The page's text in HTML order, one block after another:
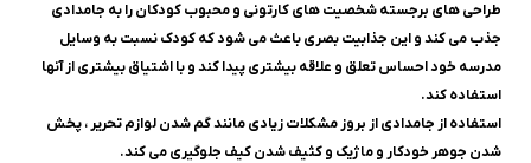
طراحی های برجسته شخصیت های کارتونی و محبوب کودکان را به جامدادی
جذب می کند و این جذابیت بصری باعث می شود که کودک نسبت به وسایل
مدرسه خود احساس تعلق و علاقه بیشتری پیدا کند و با اشتیاق بیشتری از آنها
استفاده کند.
استفاده از جامدادی از بروز مشکلات زیادی مانند گم شدن لوازم تحریر ، پخش
شدن جوهر خودکار و ماژیک و کثیف شدن کیف جلوگیری می کند.